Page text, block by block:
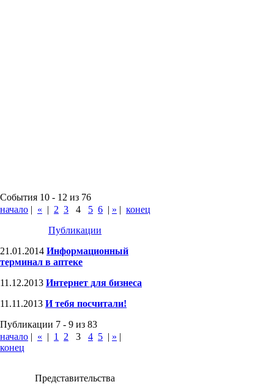
События 10 - 12 из 76
начало | « | 2 3 4 5 6 | » | конец
Публикации
21.01.2014 Информационный
терминал в аптеке
11.12.2013 Интернет для бизнеса
11.11.2013 И тебя посчитали!
Публикации 7 - 9 из 83
начало | « | 1 2 3 4 5 | » |
конец
Представительства